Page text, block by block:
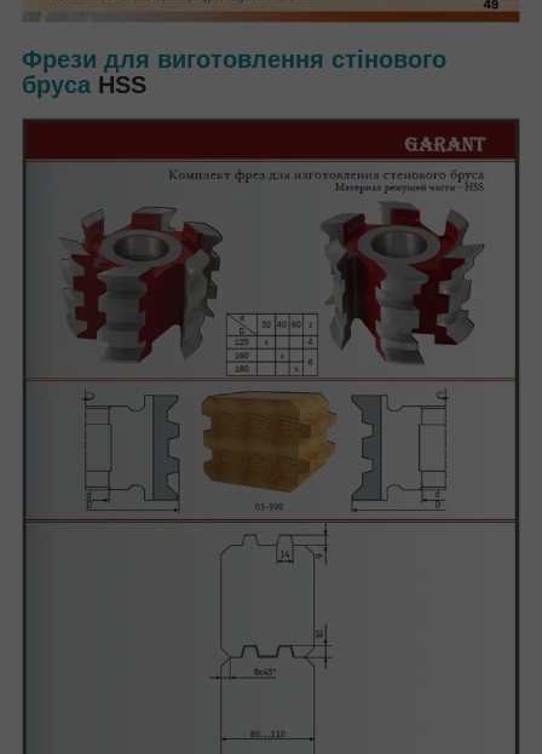
Фрези для виготовлення стінового
бруса HSS